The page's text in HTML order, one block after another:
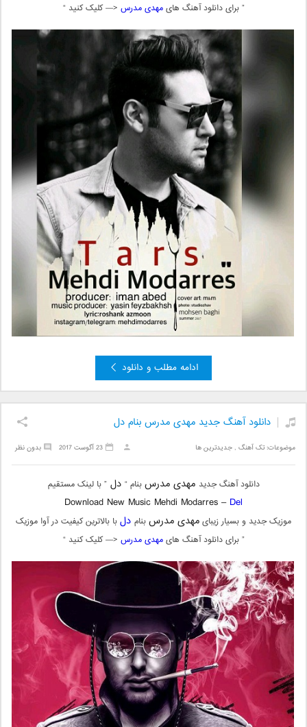
” برای دانلود آهنگ هایمهدی مدرس <— کلیک کنید “
ادامه مطلب و دانلود
دانلود آهنگ جدید مهدی مدرس بنام دل
موضوعات:تک آهنگ ,جدیدترین ها بدون نظر 23 آگوست 2017
دانلود آهنگ جدید مهدی مدرسبنام “ دل” با لینک مستقیم
Download New Music Mehdi Modarres – Del
موزیک جدید و بسیار زیبایمهدی مدرسبنام دلبا بالاترین کیفیت در آوا موزیک
” برای دانلود آهنگ هایمهدی مدرس <— کلیک کنید “